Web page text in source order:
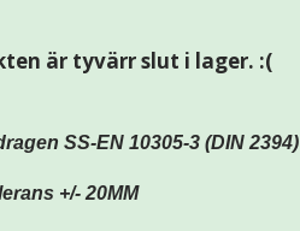
är tyvärr slut i lager. :(
SS-EN 10305-3 (DIN 2394)
+/- 20MM